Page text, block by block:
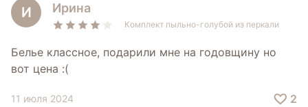
И Ирина
Комплект пыльно-голубой из перкали
Белье классное, подарили мне на годовщину но
вот цена :(
11 июля 2024 2